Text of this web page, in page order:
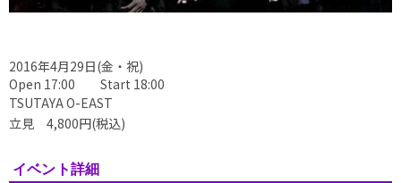
2016年4月29日(金・祝)
Open 17:00 Start 18:00
TSUTAYA O-EAST
立見 4,800円(税込)
イベント詳細